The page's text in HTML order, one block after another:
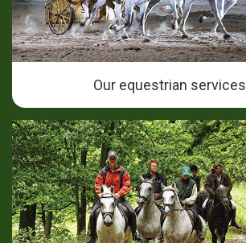
Our equestrian services